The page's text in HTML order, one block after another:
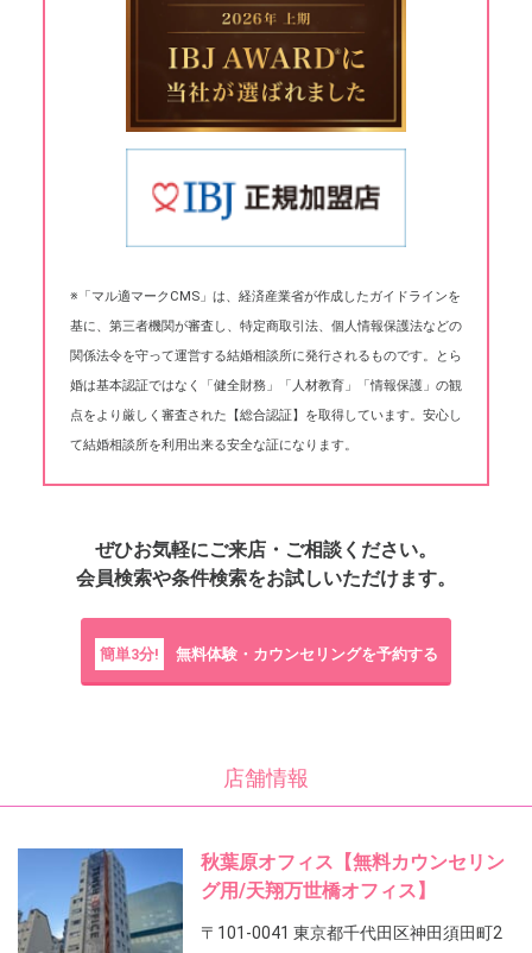
※「マル適マークCMS」は、経済産業省が作成したガイドラインを
基に、第三者機関が審査し、特定商取引法、個人情報保護法などの
関係法令を守って運営する結婚相談所に発行されるものです。とら
婚は基本認証ではなく「健全財務」「人材教育」「情報保護」の観
点をより厳しく審査された【総合認証】を取得しています。安心し
て結婚相談所を利用出来る安全な証になります。
ぜひお気軽にご来店・ご相談ください。
会員検索や条件検索をお試しいただけます。
簡単3分! 無料体験・カウンセリングを予約する
店舗情報
秋葉原オフィス【無料カウンセリン
グ用/天翔万世橋オフィス】
〒101-0041 東京都千代田区神田須田町2